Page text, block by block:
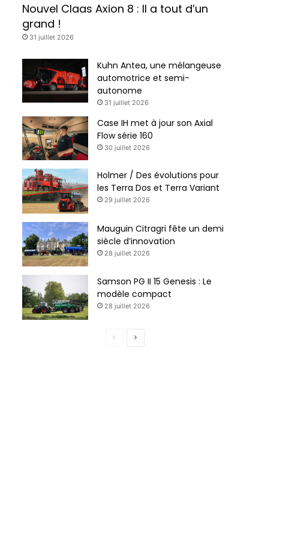
Nouvel Claas Axion 8 : Il a tout d’un
grand !
31 juillet 2026
Kuhn Antea, une mélangeuse
automotrice et semi-
autonome
31 juillet 2026
Case IH met à jour son Axial
Flow série 160
30 juillet 2026
Holmer / Des évolutions pour
les Terra Dos et Terra Variant
29 juillet 2026
Mauguin Citragri fête un demi
siècle d’innovation
28 juillet 2026
Samson PG II 15 Genesis : Le
modèle compact
28 juillet 2026
Page